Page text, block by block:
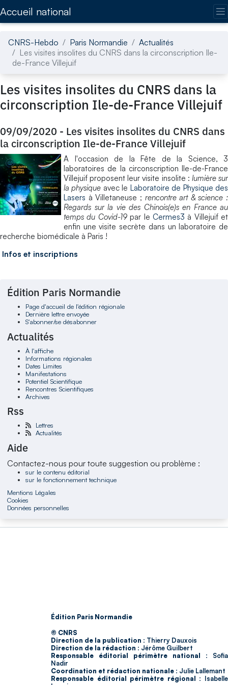
Accueil national
CNRS-Hebdo Paris Normandie
Actualités
Les visites insolites du CNRS dans la circonscription Ile-
de-France Villejuif
Les visites insolites du CNRS dans la
circonscription Ile-de-France Villejuif
09/09/2020 - Les visites insolites du CNRS dans
la circonscription Ile-de-France Villejuif
A l'occasion de la Fête de la Science, 3
laboratoires de la circonscription Ile-de-France
Villejuif proposent leur visite insolite : lumière sur
la physique avec le Laboratoire de Physique des
Lasers à Villetaneuse ; rencontre art & science :
Regards sur la vie des Chinois(e)s en France au
temps du Covid-19par le Cermes3 à Villejuif et
enfin une visite secrète dans un laboratoire de
recherche biomédicale à Paris !
Infos et inscriptions
Édition Paris Normandie
Page d'accueil de l'édition régionale
Dernière lettre envoyée
S'abonner/se désabonner
Actualités
À l'affiche
Informations régionales
Dates Limites
Manifestations
Potentiel Scientifique
Rencontres Scientifiques
Archives
Rss
Lettres
Actualités
Aide
Contactez-nous pour toute suggestion ou problème :
sur le contenu éditorial
sur le fonctionnement technique
Mentions Légales
Cookies
Données personnelles
Édition Paris Normandie
© CNRS
Direction de la publication : Thierry Dauxois
Direction de la rédaction : Jérôme Guilbert
Responsable éditorial périmètre national : Sofia
Nadir
Coordination et rédaction nationale : Julie Lallemant
Responsable éditorial périmètre régional : Isabelle